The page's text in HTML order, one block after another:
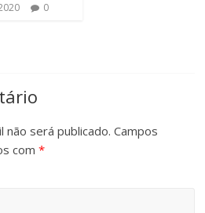
0
não será publicado. Campos
com*